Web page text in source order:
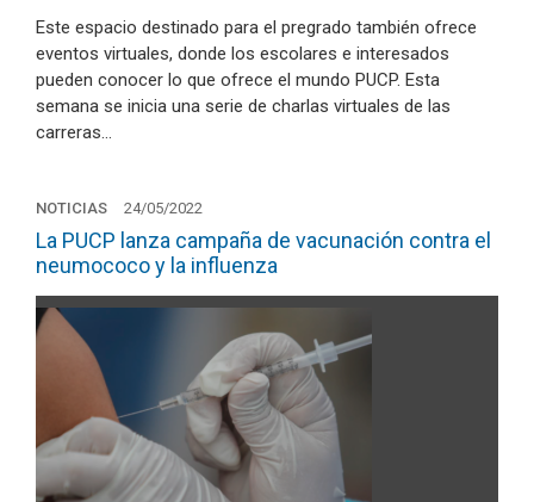
Este espacio destinado para el pregrado también ofrece
eventos virtuales, donde los escolares e interesados
pueden conocer lo que ofrece el mundo PUCP. Esta
semana se inicia una serie de charlas virtuales de las
carreras…
NOTICIAS 24/05/2022
La PUCP lanza campaña de vacunación contra el
neumococo y la influenza